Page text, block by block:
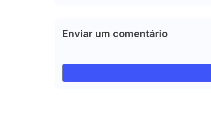
Enviar um comentário